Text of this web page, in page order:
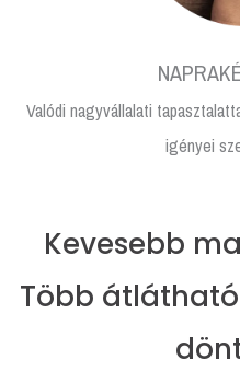
Valódi nagyvállalati
igényei
Kevesebb
Több